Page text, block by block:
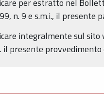
per estratto nel
n. 9 e s.m.i., il presente
integralmente sul sito
il presente